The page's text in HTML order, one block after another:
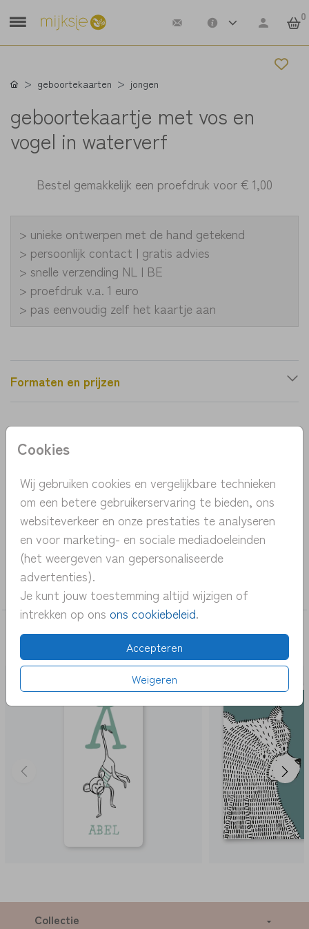
0
Cookies
Wij gebruiken cookies en vergelijkbare technieken
om een betere gebruikerservaring te bieden, ons
websiteverkeer en onze prestaties te analyseren
en voor marketing- en sociale mediadoeleinden
(het weergeven van gepersonaliseerde
advertenties).
Je kunt jouw toestemming altijd wijzigen of
intrekken op ons ons cookiebeleid.
Accepteren
Weigeren
geboortekaarten jongen
geboortekaartje met vos en
vogel in waterverf
Bestel gemakkelijk een proefdruk voor€ 1,00
> unieke ontwerpen met de hand getekend
> persoonlijk contact | gratis advies
> snelle verzending NL | BE
> proefdruk v.a. 1 euro
> pas eenvoudig zelf het kaartje aan
Formaten en prijzen
Productinformatie
Een prachtig geboortekaartje in roesttinten met
een vogel en een vos. De vogel en vos zijn met de
hand getekend en geverfd: waterverf.
COLLECTIE
jongen
DEZE KAARTEN VIND JE MISSCHIEN OOK
LEUK
Collectie